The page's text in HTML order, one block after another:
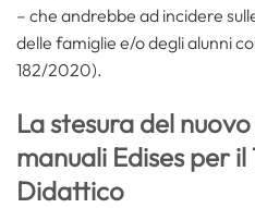
– che andrebbe ad incidere
delle famiglie e/o degli alunni
182/2020).
La stesura del
manuali Edises per
Didattico